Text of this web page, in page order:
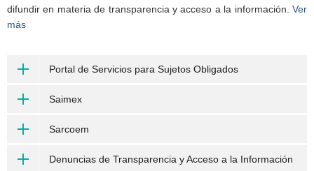
difundir en materia de transparencia y acceso a la información. Ver
más
Portal de Servicios para Sujetos Obligados
Saimex
Sarcoem
Denuncias de Transparencia y Acceso a la Información